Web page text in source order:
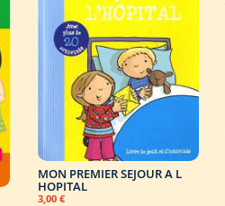
MON PREMIER SEJOUR A L
HOPITAL
3,00€